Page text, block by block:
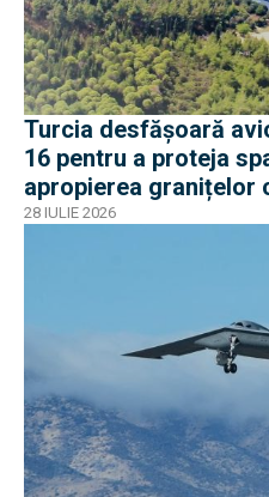
Turcia desfășoară
16 pentru a proteja
apropierea granițelor
28 IULIE 2026